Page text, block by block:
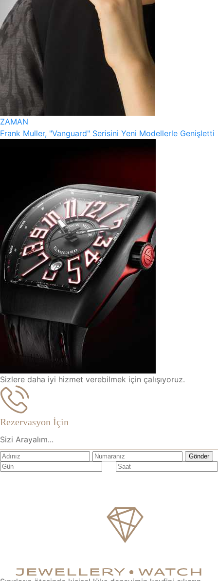
ZAMAN
Frank Muller, "Vanguard" Serisini Yeni Modellerle Genişletti
Sizlere daha iyi hizmet verebilmek için çalışıyoruz.
Rezervasyon İçin
Sizi Arayalım...